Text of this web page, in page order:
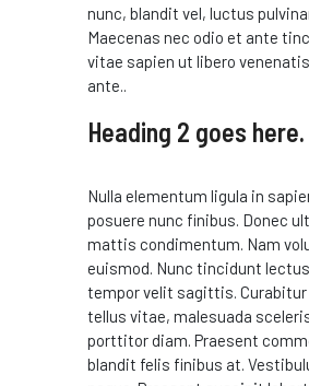
nunc, blandit vel, luctus
Maecenas nec odio et ante
vitae sapien ut libero
ante..
Heading 2 goes here.
Nulla elementum ligula in
posuere nunc finibus. Donec
mattis condimentum. Nam
euismod. Nunc tincidunt
tempor velit sagittis.
tellus vitae, malesuada
porttitor diam. Praesent
blandit felis finibus at.